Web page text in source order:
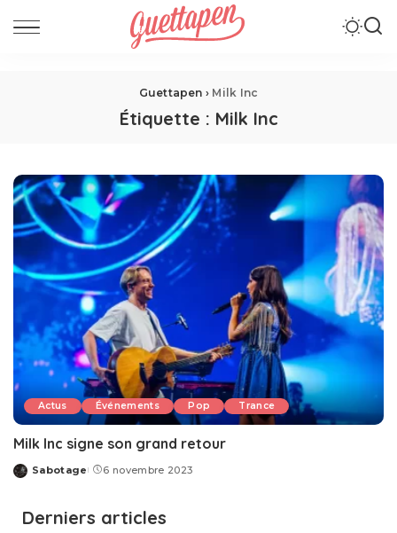
Guettapen › Milk Inc
Étiquette : Milk Inc
Actus Événements Pop Trance
Milk Inc signe son grand retour
Posted
Sabotage 6 novembre 2023
Derniers articles